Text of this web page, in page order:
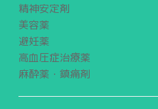
精神安定剤
美容薬
避妊薬
高血圧症治療薬
麻酔薬・鎮痛剤